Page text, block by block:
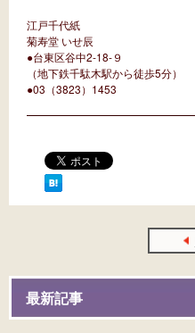
江戸千代紙
菊寿堂 いせ辰
●台東区谷中2-18-９
（地下鉄千駄木駅から徒歩5分）
●03（3823）1453
最新記事